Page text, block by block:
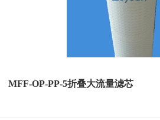
MFF-OP-PP-5折叠大流量滤芯